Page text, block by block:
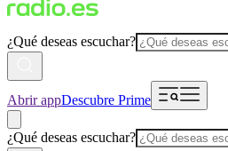
¿Qué deseas escuchar?
Abrir appDescubre Prime
¿Qué deseas escuchar?